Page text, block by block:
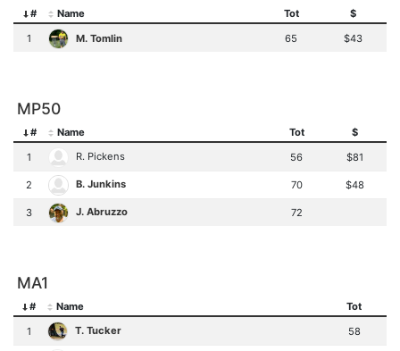
# Name Tot
$
1
M. Tomlin 65 $43
MP50
# Name Tot
$
1
R. Pickens 56 $81
2 B. Junkins 70 $48
3 J. Abruzzo 72
MA1
# Name
Tot
1
T. Tucker 58